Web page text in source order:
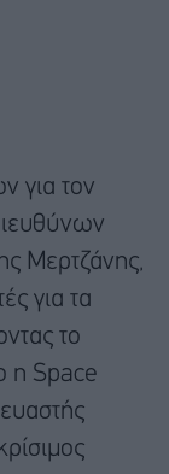
για τον
Μερτζάνης,
για τα
το
η Space